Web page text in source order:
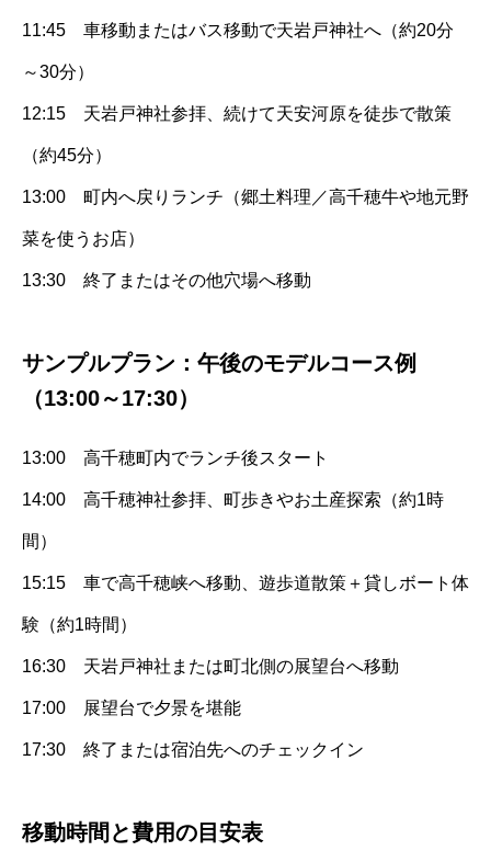
11:45 車移動またはバス移動で天岩戸神社へ（約20分
～30分）
12:15 天岩戸神社参拝、続けて天安河原を徒歩で散策
（約45分）
13:00 町内へ戻りランチ（郷土料理／高千穂牛や地元野
菜を使うお店）
13:30 終了またはその他穴場へ移動
サンプルプラン：午後のモデルコース例
（13:00～17:30）
13:00 高千穂町内でランチ後スタート
14:00 高千穂神社参拝、町歩きやお土産探索（約1時
間）
15:15 車で高千穂峡へ移動、遊歩道散策＋貸しボート体
験（約1時間）
16:30 天岩戸神社または町北側の展望台へ移動
17:00 展望台で夕景を堪能
17:30 終了または宿泊先へのチェックイン
移動時間と費用の目安表